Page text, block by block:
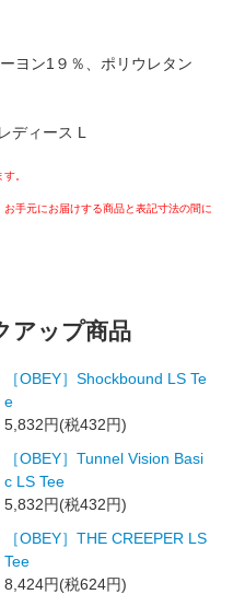
ヨン1９％、ポリウレタン
ィース L
。
手元にお届けする商品と表記寸法の間に
アップ商品
［OBEY］Shockbound LS Te
e
5,832円(税432円)
［OBEY］Tunnel Vision Basi
c LS Tee
5,832円(税432円)
［OBEY］THE CREEPER LS
Tee
8,424円(税624円)